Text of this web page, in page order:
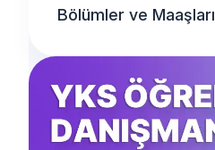
Bölümler ve Maaşları